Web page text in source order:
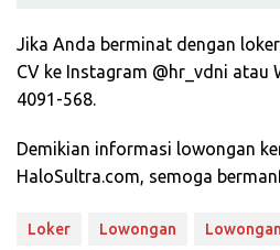
Jika Anda berminat dengan
CV ke Instagram @hr_vdni atau
4091-568.
Demikian informasi lowongan
HaloSultra.com, semoga
Loker Lowongan